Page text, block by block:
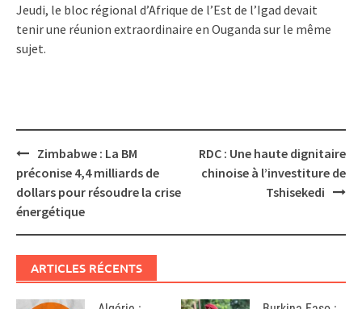
Jeudi, le bloc régional d’Afrique de l’Est de l’Igad devait
tenir une réunion extraordinaire en Ouganda sur le même
sujet.
Post
navigation
Zimbabwe : La BM
préconise 4,4 milliards de
dollars pour résoudre la crise
énergétique
RDC : Une haute dignitaire
chinoise à l’investiture de
Tshisekedi
ARTICLES RÉCENTS